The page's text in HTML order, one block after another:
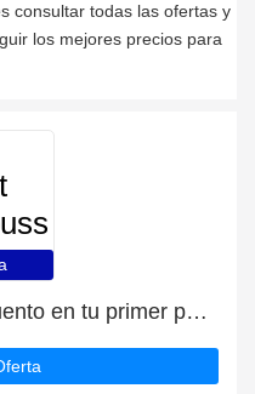
consultar todas las ofertas y
los mejores precios para
Consigue un 6% de descuento en tu primer pedido en Hot Octopuss